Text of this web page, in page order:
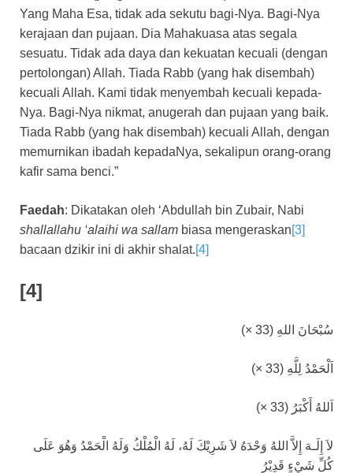
Yang Maha Esa, tidak ada sekutu bagi-Nya. Bagi-Nya
kerajaan dan pujaan. Dia Mahakuasa atas segala
sesuatu. Tidak ada daya dan kekuatan kecuali (dengan
pertolongan) Allah. Tiada Rabb (yang hak disembah)
kecuali Allah. Kami tidak menyembah kecuali kepada-
Nya. Bagi-Nya nikmat, anugerah dan pujaan yang baik.
Tiada Rabb (yang hak disembah) kecuali Allah, dengan
memurnikan ibadah kepadaNya, sekalipun orang-orang
kafir sama benci.”
Faedah: Dikatakan oleh ‘Abdullah bin Zubair, Nabi
shallallahu ‘alaihi wa sallam biasa mengeraskan[3]
bacaan dzikir ini di akhir shalat.[4]
[4]
سُبْحَانَ اللهِ (33 ×)
اَلْحَمْدُ لِلَّهِ (33 ×)
اَللهُ أَكْبَرُ (33 ×)
لاَ إِلَـهَ إِلاَّ اللهُ وَحْدَهُ لاَ شَرِيْكَ لَهُ، لَهُ الْمُلْكُ وَلَهُ الْحَمْدُ وَهُوَ عَلَى
كُلِّ شَيْءٍ قَدِيْرُ